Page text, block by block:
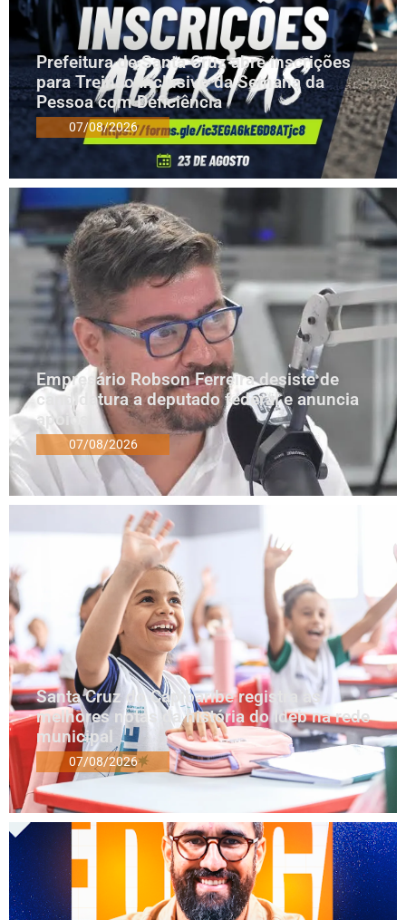
Prefeitura de Santa Cruz abre inscrições
para Treinão Inclusivo da Semana da
Pessoa com Deficiência
07/08/2026
Empresário Robson Ferreira desiste de
candidatura a deputado federal e anuncia
apoios
07/08/2026
Santa Cruz do Capibaribe registra as
melhores notas da história do Ideb na rede
municipal
07/08/2026